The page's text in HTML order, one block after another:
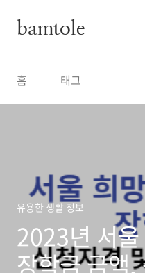
bamtole
홈 태그
유용한 생활 정보
2023년 서
장학금 금액